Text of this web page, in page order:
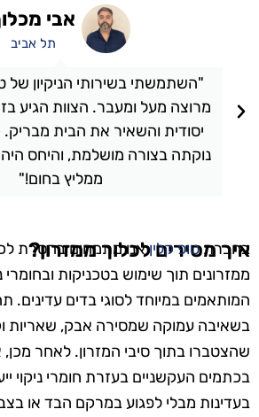
"השתמשתי בשירותי הניקיון של
מרוצה מעל ומעבר. הצוות הגיע
יסודית והשאיר את הבית מבריק.
נוקתה בצורה מושלמת, והיחס היה
ממליץ בחום!"
אבי
תל אביב
איך מסירים לכלוך ממזרון?
בחברתטופ קליןאנו מתמחים בהסרת
ממזרונים תוך שימוש בטכניקות ובחומרי
המותאמים במיוחד לסוגי בדים עדינים.
בשאיבה עמוקה שמסירה אבק, שאריות
שהצטברו בתוך סיבי המזרון. לאחר
בכתמים העקשניים בעזרת חומרי ניקוי
בעדינות מבלי לפגוע במרקם הבד או